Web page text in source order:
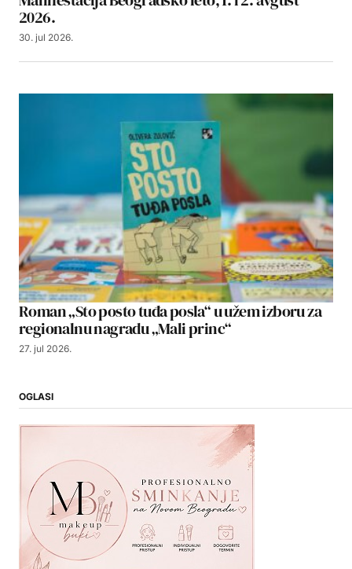
2026.
30. jul 2026.
Roman „Sto posto tuđa posla“ u užem izboru za
regionalnu nagradu „Mali princ“
27. jul 2026.
OGLASI